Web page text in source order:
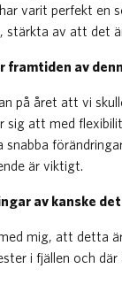
varit perfekt en
stärkta av att det
framtiden av
på året att vi
sig att med
snabba
är viktigt.
av kanske
mig, att detta
i fjällen och